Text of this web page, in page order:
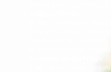
metode pembayaran yang
Setelah pembayaran
pemesanan melalui email
Tugastuntas.com.
tentang penulis yang
Anda dapat